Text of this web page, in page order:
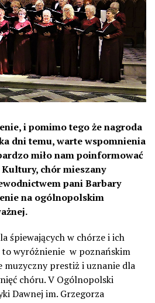
i pomimo tego że nagroda
dni temu, warte wspomnienia
miło nam poinformować
Kultury, chór mieszany
pani Barbary
na ogólnopolskim
śpiewających w chórze i ich
wyróżnienie w poznańskim
muzyczny prestiż i uznanie dla
chóru. V Ogólnopolski
Dawnej im. Grzegorza